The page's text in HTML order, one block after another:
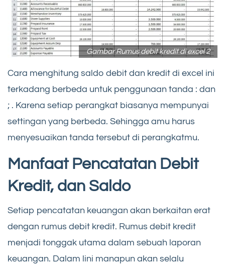
Gambar Rumus debit kredit di excel 2
Cara menghitung saldo debit dan kredit di excel ini
terkadang berbeda untuk penggunaan tanda : dan
; . Karena setiap perangkat biasanya mempunyai
settingan yang berbeda. Sehingga amu harus
menyesuaikan tanda tersebut di perangkatmu.
Manfaat Pencatatan Debit
Kredit, dan Saldo
Setiap pencatatan keuangan akan berkaitan erat
dengan rumus debit kredit. Rumus debit kredit
menjadi tonggak utama dalam sebuah laporan
keuangan. Dalam lini manapun akan selalu